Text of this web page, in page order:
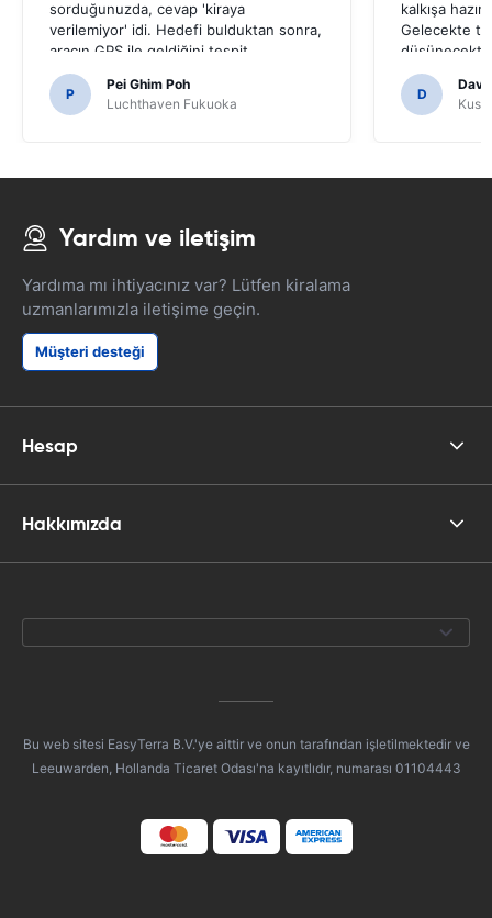
sorduğunuzda, cevap 'kiraya
verilemiyor' idi. Hedefi bulduktan sonra,
aracın GPS ile geldiğini tespit
ettik.Japon yollarda gezinmek için
gerekli olduğu için bir GPS almaya karar
verirsek korkunç olurdu.
P
Pei Ghim Poh
Luchthaven Fukuoka
kalkışa
Gelecekte
D
Yardım ve iletişim
Yardıma mı ihtiyacınız var? Lütfen kiralama
uzmanlarımızla iletişime geçin.
Müşteri desteği
Hesap
Hakkımızda
Bu web sitesi EasyTerra B.V.'ye aittir ve onun tarafından işletilmektedir ve
Leeuwarden, Hollanda Ticaret Odası'na kayıtlıdır, numarası 01104443